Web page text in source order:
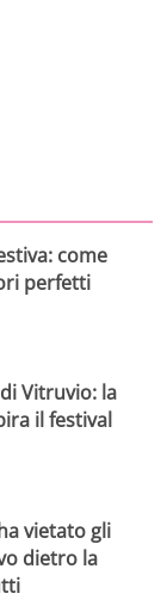
come
perfetti
Vitruvio: la
il festival
vietato gli
dietro la